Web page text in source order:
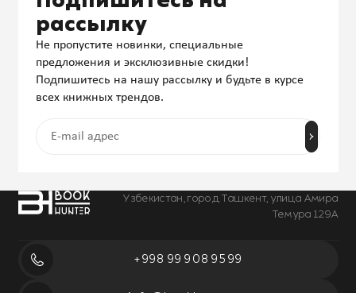
Узбекистан, город Ташкент, улица Амира
Темура 129А
+998 99 908 95 99
рассылку
Не пропустите новинки, специальные
предложения и эксклюзивные скидки!
Подпишитесь на нашу рассылку и будьте в курсе
всех книжных трендов.